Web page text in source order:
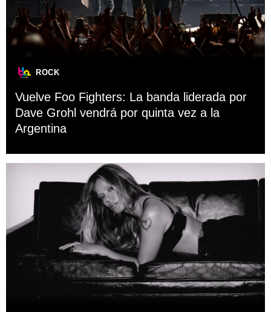
ROCK
Vuelve Foo Fighters: La banda liderada por
Dave Grohl vendrá por quinta vez a la
Argentina